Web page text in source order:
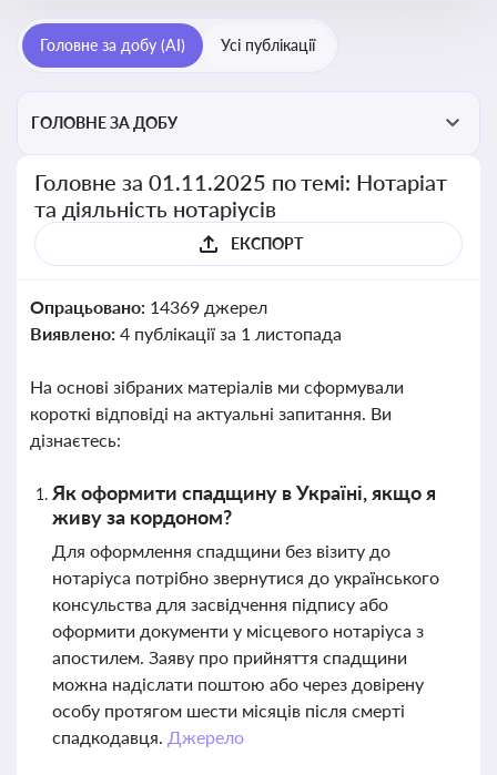
Головне за добу (AI) Усі публікації
ГОЛОВНЕ ЗА ДОБУ
Головне за 01.11.2025 по темі: Нотаріат
та діяльність нотаріусів
ЕКСПОРТ
Опрацьовано: 14369 джерел
Виявлено: 4 публікації за 1 листопада
На основі зібраних матеріалів ми сформували
короткі відповіді на актуальні запитання. Ви
дізнаєтесь:
Як оформити спадщину в Україні, якщо я
живу за кордоном?
Для оформлення спадщини без візиту до
нотаріуса потрібно звернутися до українського
консульства для засвідчення підпису або
оформити документи у місцевого нотаріуса з
апостилем. Заяву про прийняття спадщини
можна надіслати поштою або через довірену
особу протягом шести місяців після смерті
спадкодавця. Джерело